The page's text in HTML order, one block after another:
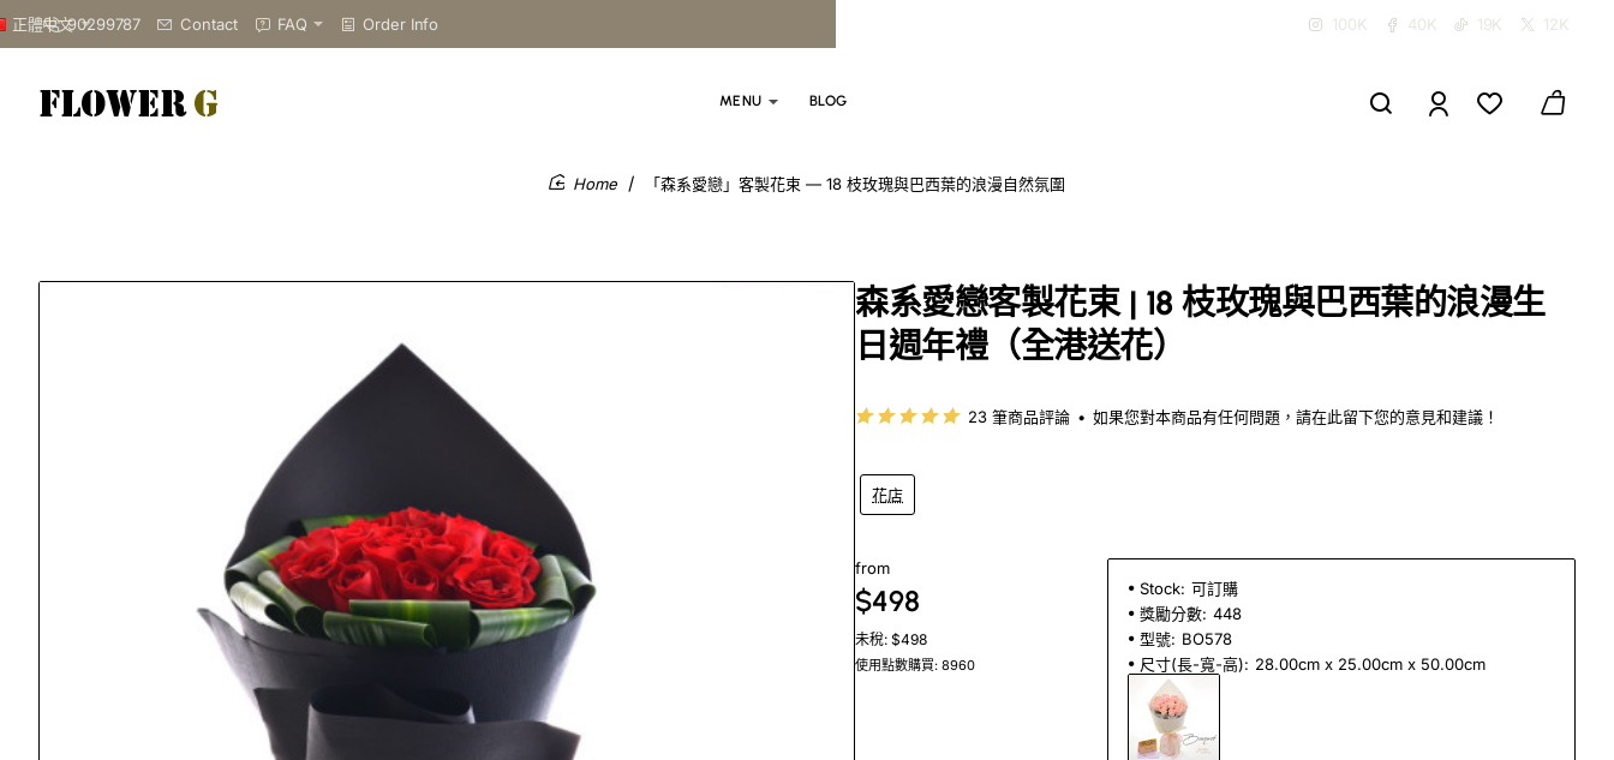
90299787 Contact FAQ Order Info
正體中文 100K 40K 19K 12K
MENU BLOG
「森系愛戀」客製花束 — 18 枝玫瑰與巴西葉的浪漫自然氛圍
森系愛戀客製花束 | 18 枝玫瑰與巴西葉的浪漫生
日週年禮（全港送花）
花店
23 筆商品評論 • 如果您對本商品有任何問題，請在此留下您的意見和建議！
from
$498
未稅: $498
使用點數購買: 8960
Stock: 可訂購
獎勵分數: 448
型號: BO578
尺寸(長-寬-高): 28.00cm x 25.00cm x 50.00cm